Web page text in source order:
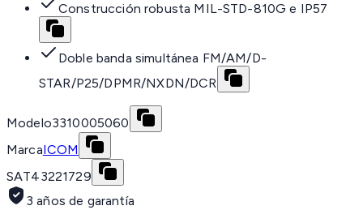
Construcción robusta MIL-STD-810G e IP57
Doble banda simultánea FM/AM/D-
STAR/P25/DPMR/NXDN/DCR
Modelo3310005060
MarcaICOM
SAT43221729
3 años de garantía